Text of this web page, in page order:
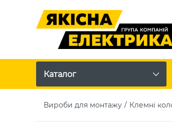
Каталог
Вироби для монтажу Клемні